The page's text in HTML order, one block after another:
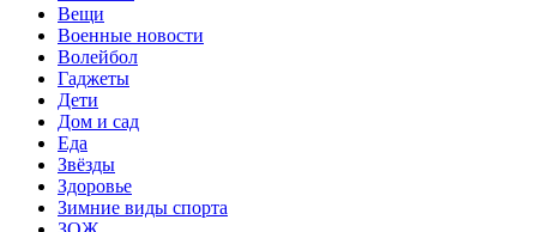
Вещи
Военные новости
Волейбол
Гаджеты
Дети
Дом и сад
Еда
Звёзды
Здоровье
Зимние виды спорта